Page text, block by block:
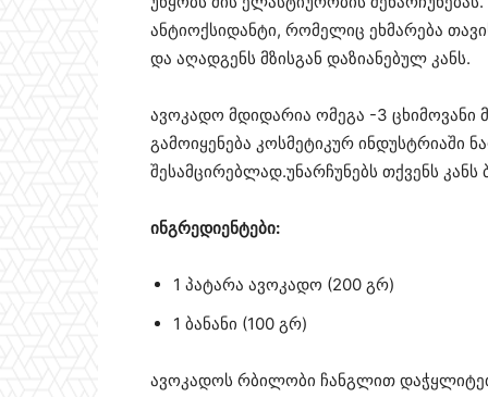
ანტიოქსიდანტი, რომელიც ეხმარება
და აღადგენს მზისგან დაზიანებულ კანს.
ავოკადო მდიდარია ომეგა -3 ცხიმოვანი
გამოიყენება კოსმეტიკურ ინდუსტრიაში
შესამცირებლად.უნარჩუნებს თქვენს კანს
ინგრედიენტები:
1 პატარა ავოკადო (200 გრ)
1 ბანანი (100 გრ)
ავოკადოს რბილობი ჩანგლით